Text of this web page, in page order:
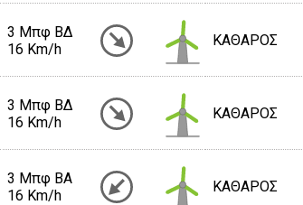
3 Μπφ ΒΔ
16 Km/h
ΚΑΘΑΡΟΣ
3 Μπφ ΒΔ
16 Km/h
ΚΑΘΑΡΟΣ
3 Μπφ BA
16 Km/h
ΚΑΘΑΡΟΣ